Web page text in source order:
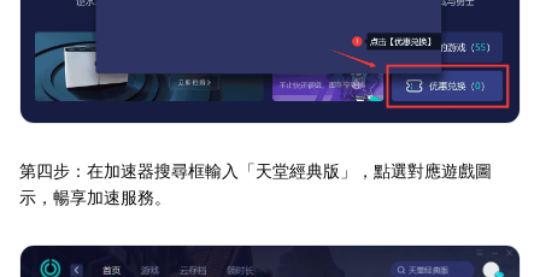
第四步：在加速器搜尋框輸入「天堂經典版」，點選對應遊戲圖
示，暢享加速服務。